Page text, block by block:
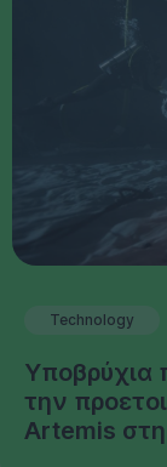
Technology
Υποβρύχια
την
Artemis